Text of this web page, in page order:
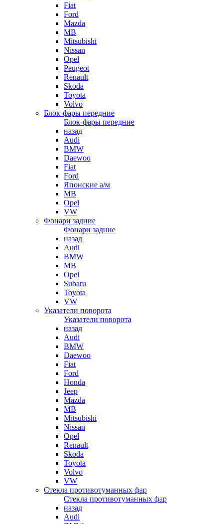
Fiat
Ford
Mazda
MB
Mitsubishi
Nissan
Opel
Peugeot
Renault
Skoda
Toyota
Volvo
Блок-фары передние
Блок-фары передние
назад
Audi
BMW
Daewoo
Fiat
Ford
Японские а/м
MB
Opel
VW
Фонари задние
Фонари задние
назад
Audi
BMW
MB
Opel
Subaru
Toyota
VW
Указатели поворота
Указатели поворота
назад
Audi
BMW
Daewoo
Fiat
Ford
Honda
Jeep
Mazda
MB
Mitsubishi
Nissan
Opel
Renault
Skoda
Toyota
Volvo
VW
Стекла противотуманных фар
Стекла противотуманных фар
назад
Audi